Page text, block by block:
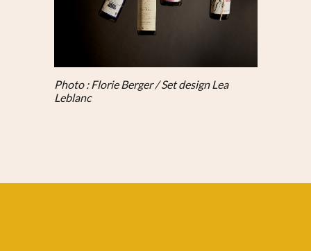
Photo : Florie Berger / Set design Lea
Leblanc